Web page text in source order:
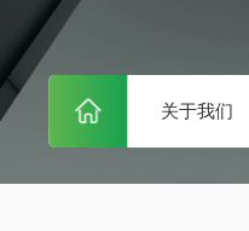
关于我们